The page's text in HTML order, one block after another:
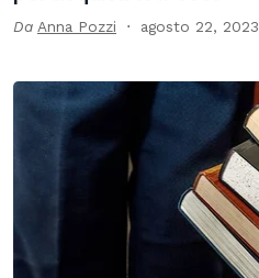
Da Anna Pozzi agosto 22, 2023